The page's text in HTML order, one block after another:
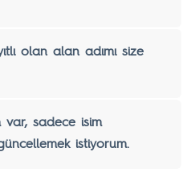
olan alan adımı size
sadece isim
istiyorum.